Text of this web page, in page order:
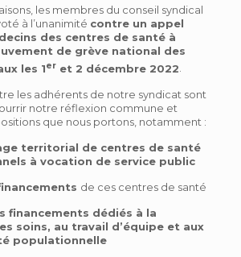
les membres du conseil syndical
à l’unanimité contre un appel
des centres de santé à
de grève national des
les 1eret 2 décembre 2022.
les adhérents de notre syndicat sont
notre réflexion commune et
que nous portons, notamment :
territorial de centres de santé
à vocation de service public
de ces centres de santé
financements dédiés à la
soins, au travail d’équipe et aux
populationnelle